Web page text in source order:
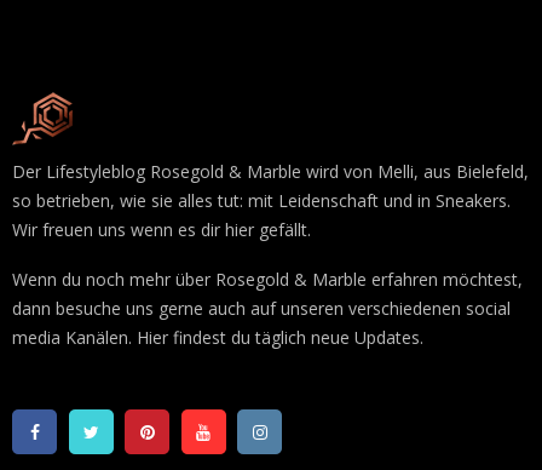
Der Lifestyleblog Rosegold & Marble wird von Melli, aus Bielefeld,
so betrieben, wie sie alles tut: mit Leidenschaft und in Sneakers.
Wir freuen uns wenn es dir hier gefällt.
Wenn du noch mehr über Rosegold & Marble erfahren möchtest,
dann besuche uns gerne auch auf unseren verschiedenen social
media Kanälen. Hier findest du täglich neue Updates.